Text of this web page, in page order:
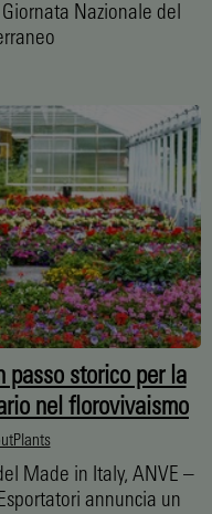
Nazionale del
passo storico per la
nel florovivaismo
Made in Italy, ANVE –
annuncia un